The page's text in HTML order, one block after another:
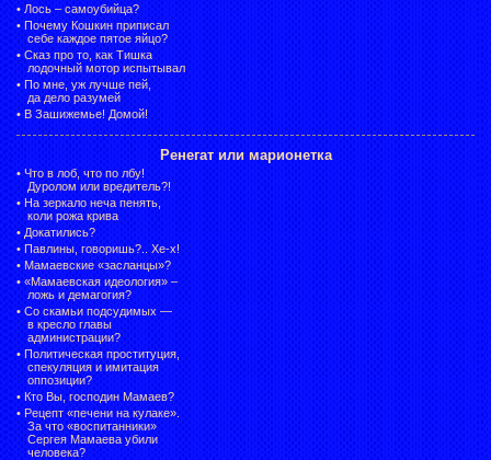
• Лось – самоубийца?
• Почему Кошкин приписал
себе каждое пятое яйцо?
• Сказ про то, как Тишка
лодочный мотор испытывал
• По мне, уж лучше пей,
да дело разумей
• В Зашижемье! Домой!
Ренегат или марионетка
• Что в лоб, что по лбу!
Дуролом или вредитель?!
• На зеркало неча пенять,
коли рожа крива
• Докатились?
• Павлины, говоришь?.. Хе-х!
• Мамаевские «засланцы»?
• «Мамаевская идеология» –
ложь и демагогия?
• Со скамьи подсудимых —
в кресло главы
администрации?
• Политическая проституция,
спекуляция и имитация
оппозиции?
• Кто Вы, господин Мамаев?
• Рецепт «печени на кулаке».
За что «воспитанники»
Сергея Мамаева убили
человека?